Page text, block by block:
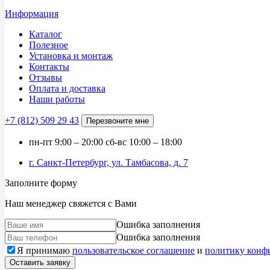
Информация
Каталог
Полезное
Установка и монтаж
Контакты
Отзывы
Оплата и доставка
Наши работы
+7 (812) 509 29 43 Перезвоните мне
пн-пт 9:00 – 20:00 сб-вс 10:00 – 18:00
г. Санкт-Петербург, ул. Тамбасова, д. 7
Заполните форму
Наш менеджер свяжется с Вами
Ошибка заполнения
Ошибка заполнения
Я принимаю пользовательское соглашение и политику
Оставить заявку